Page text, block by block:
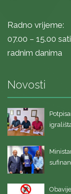
Radno vrijeme:
07.00 – 15.00 sati
radnim danima
Novosti